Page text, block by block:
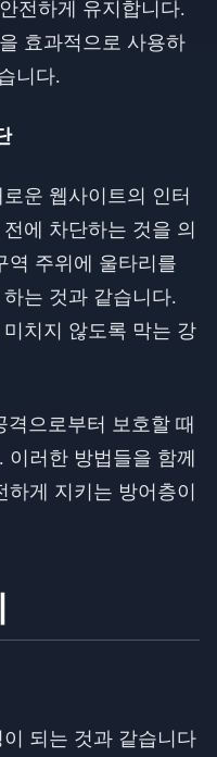
전하게 유지합니다.
효과적으로 사용하
니다.
운 웹사이트의 인터
에 차단하는 것을 의
역 주위에 울타리를
는 것과 같습니다.
치지 않도록 막는 강
으로부터 보호할 때
러한 방법들을 함께
게 지키는 방어층이
되는 것과 같습니다